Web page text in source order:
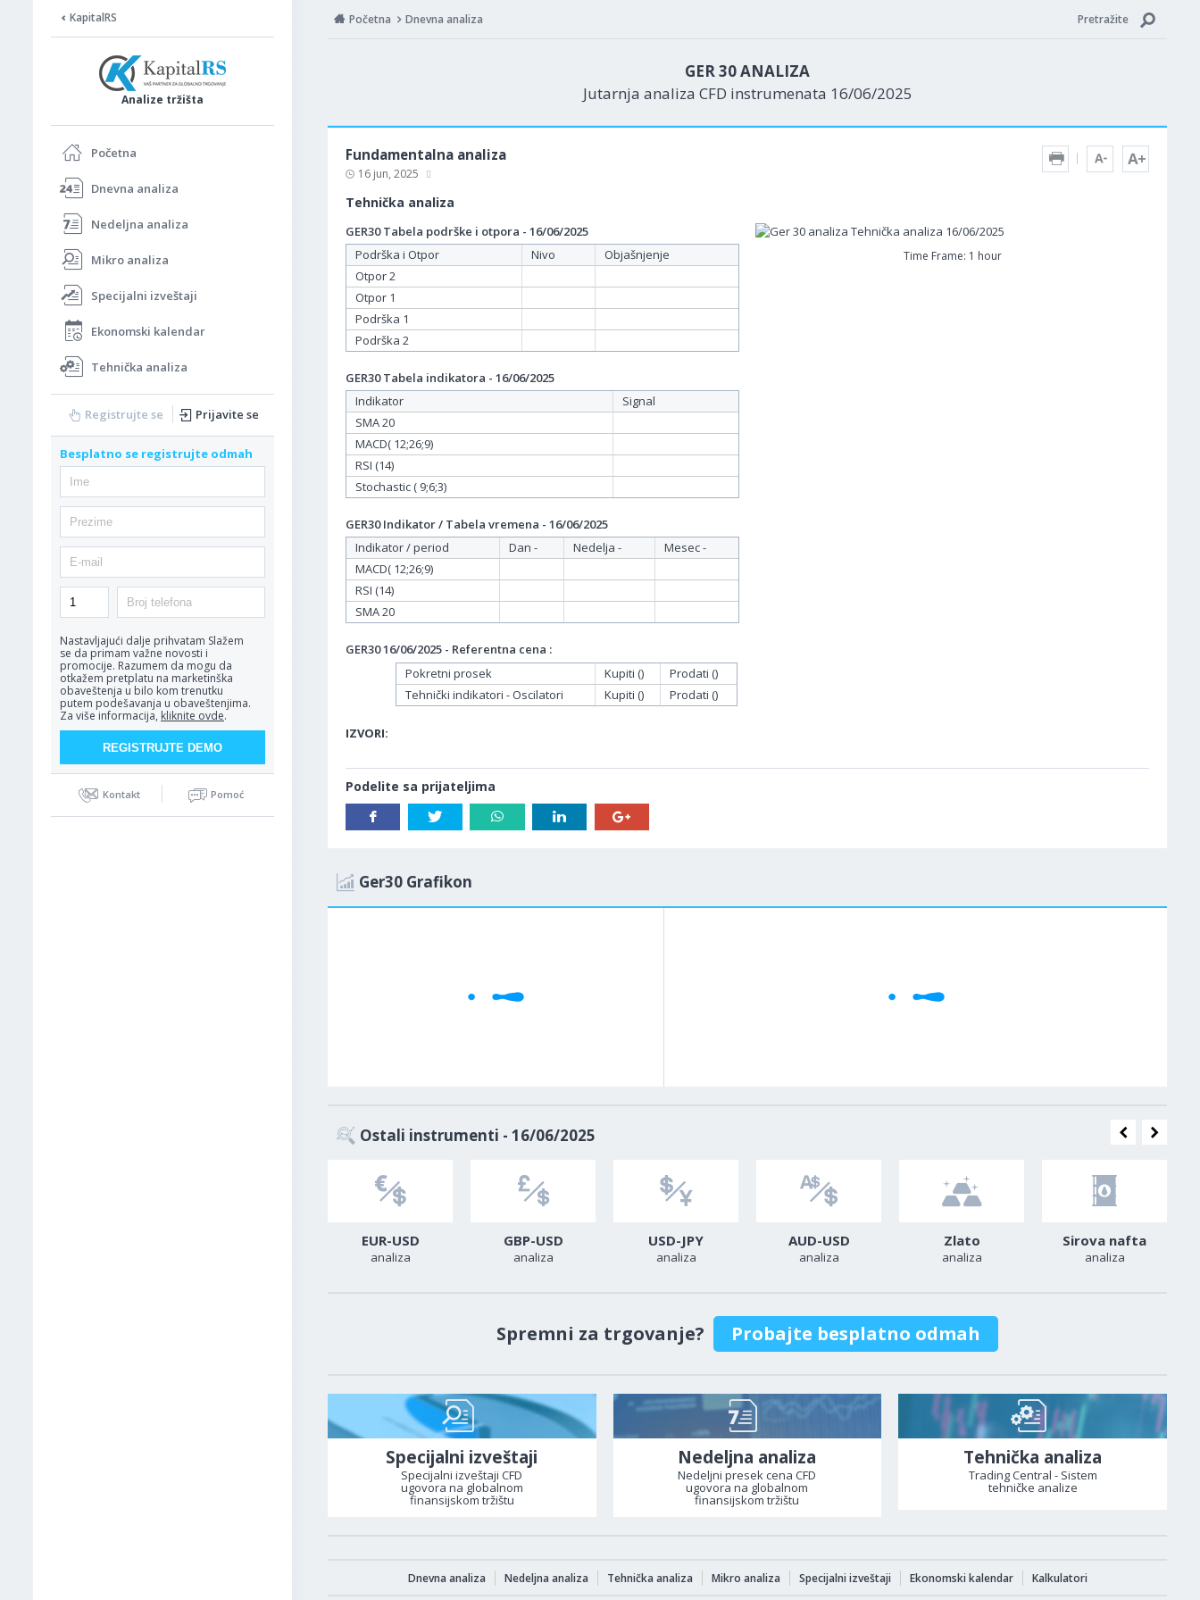
KapitalRS
Analize tržišta
Početna
Dnevna analiza
Nedeljna analiza
Mikro analiza
Specijalni izveštaji
Ekonomski kalendar
Tehnička analiza
Registrujte se Prijavite se
Besplatno se registrujte odmah
Nastavljajući dalje prihvatam Slažem
se da primam važne novosti i
promocije. Razumem da mogu da
otkažem pretplatu na marketinška
obaveštenja u bilo kom trenutku
putem podešavanja u obaveštenjima.
Za više informacija, kliknite ovde.
Kontakt Pomoć
Početna Dnevna analiza Pretražite
GER 30 ANALIZA
Jutarnja analiza CFD instrumenata 16/06/2025
Fundamentalna analiza
16 jun, 2025
Tehnička analiza
Time Frame: 1 hour
GER30 Tabela podrške i otpora - 16/06/2025
Podrška i Otpor
Nivo
Objašnjenje
Otpor 2
Otpor 1
Podrška 1
Podrška 2
GER30 Tabela indikatora - 16/06/2025
Indikator
Signal
SMA 20
MACD( 12;26;9)
RSI (14)
Stochastic ( 9;6;3)
GER30 Indikator / Tabela vremena - 16/06/2025
Indikator / period
Dan - Nedelja -
Mesec -
MACD( 12;26;9)
RSI (14)
SMA 20
GER30 16/06/2025 - Referentna cena :
Pokretni prosek
Kupiti ()
Prodati ()
Tehnički indikatori - Oscilatori
Kupiti () Prodati ()
IZVORI:
Podelite sa prijateljima
Ger30 Grafikon
Ostali instrumenti - 16/06/2025
EUR-USD
analiza
GBP-USD
analiza
USD-JPY
analiza
AUD-USD
analiza
Zlato
analiza
Sirova nafta
analiza
Spremni za trgovanje? Probajte besplatno odmah
Specijalni izveštaji
Specijalni izveštaji CFD
ugovora na globalnom
finansijskom tržištu
Nedeljna analiza
Nedeljni presek cena CFD
ugovora na globalnom
finansijskom tržištu
Tehnička analiza
Trading Central - Sistem
tehničke analize
Dnevna analiza Nedeljna analiza Tehnička analiza Mikro analiza Specijalni izveštaji Ekonomski kalendar Kalkulatori